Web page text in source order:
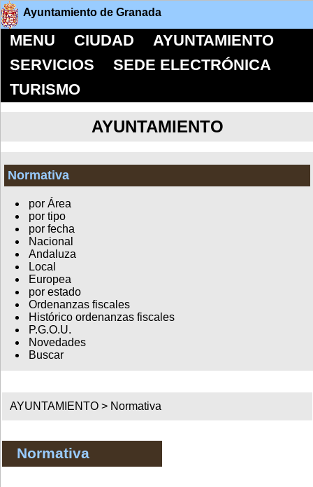
Ayuntamiento de Granada
MENU CIUDAD
AYUNTAMIENTO
SERVICIOS
SEDE ELECTRÓNICA
TURISMO
AYUNTAMIENTO
Normativa
por Área
por tipo
por fecha
Nacional
Andaluza
Local
Europea
por estado
Ordenanzas fiscales
Histórico ordenanzas fiscales
P.G.O.U.
Novedades
Buscar
AYUNTAMIENTO > Normativa
Normativa